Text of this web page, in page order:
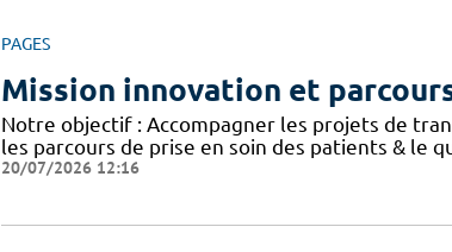
PAGES
Mission innovation et
Notre objectif : Accompagner les projets de
les parcours de prise en soin des patients & le
20/07/2026 12:16